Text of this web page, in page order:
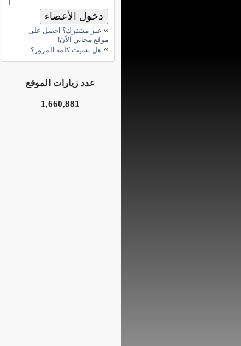
» غير مشترك؟ احصل على
موقع مجاني الآن!
» هل نسيت كلمة المرور؟
عدد زيارات الموقع
1,660,881